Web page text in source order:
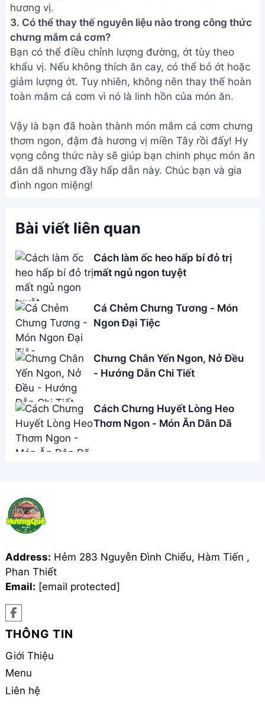
hương vị.
3. Có thể thay thế nguyên liệu nào trong công thức
chưng mắm cá cơm?
Bạn có thể điều chỉnh lượng đường, ớt tùy theo
khẩu vị. Nếu không thích ăn cay, có thể bỏ ớt hoặc
giảm lượng ớt. Tuy nhiên, không nên thay thế hoàn
toàn mắm cá cơm vì nó là linh hồn của món ăn.
Vậy là bạn đã hoàn thành món mắm cá cơm chưng
thơm ngon, đậm đà hương vị miền Tây rồi đấy! Hy
vọng công thức này sẽ giúp bạn chinh phục món ăn
dân dã nhưng đầy hấp dẫn này. Chúc bạn và gia
đình ngon miệng!
Bài viết liên quan
Cách làm ốc heo hấp bí đỏ trị
mất ngủ ngon tuyệt
Cá Chẻm Chưng Tương - Món
Ngon Đại Tiệc
Chưng Chân Yến Ngon, Nở Đều
- Hướng Dẫn Chi Tiết
Cách Chưng Huyết Lòng Heo
Thơm Ngon - Món Ăn Dân Dã
Address: Hẻm 283 Nguyễn Đình Chiểu, Hàm Tiến ,
Phan Thiết
Email: [email protected]
THÔNG TIN
Giới Thiệu
Menu
Liên hệ